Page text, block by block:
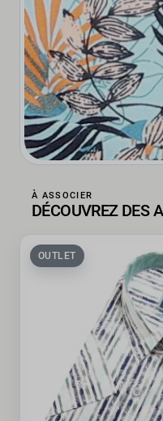
À ASSOCIER
DÉCOUVREZ DES
OUTLET